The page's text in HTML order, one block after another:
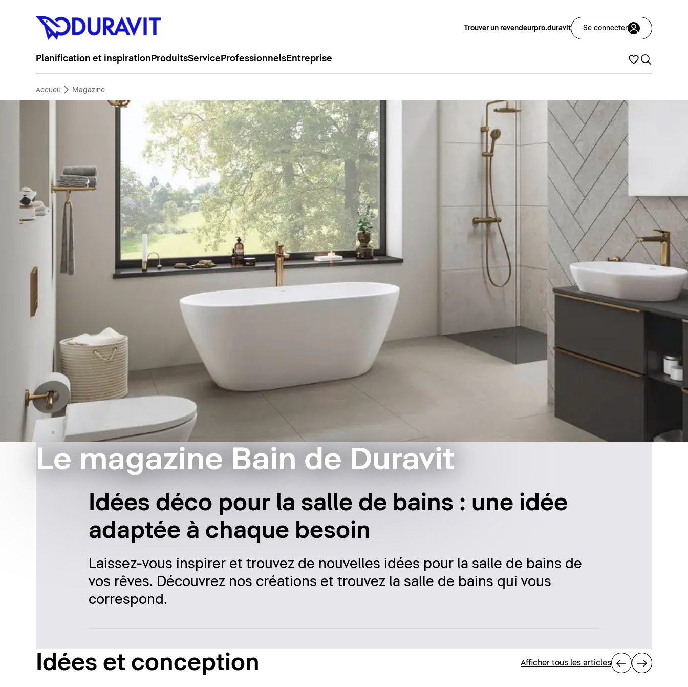
Trouver un revendeurpro.duravit Se connecter
Planification et inspiration ProduitsService ProfessionnelsEntreprise
Accueil Magazine
Le magazine Bain de Duravit
Idées déco pour la salle de bains : une idée
adaptée à chaque besoin
Laissez-vous inspirer et trouvez de nouvelles idées pour la salle de bains de
vos rêves. Découvrez nos créations et trouvez la salle de bains qui vous
correspond.
Idées et conception Afficher tous les articles